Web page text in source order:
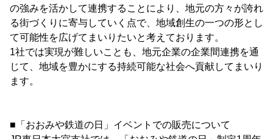
の強みを活かして連携することにより、地元の方々が誇れ
る街づくりに寄与していく点で、地域創生の一つの形とし
て可能性を広げてまいりたいと考えております。
1社では実現が難しいことも、地元企業の企業間連携を通
じて、地域を豊かにする持続可能な社会へ貢献してまいり
ます。
■「おおみや鉄道の日」イベントでの販売について